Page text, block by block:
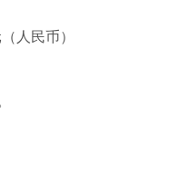
人民币）